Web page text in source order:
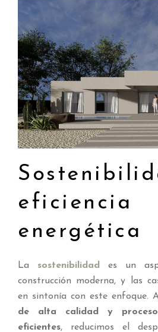
eficiencia
energética
La sostenibilidad
es un
construcción moderna, y las
en sintonía con este enfoque.
de alta calidad y
eficientes, reducimos el